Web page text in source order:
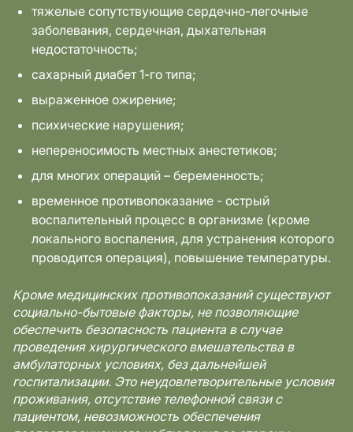
тяжелые сопутствующие сердечно-легочные
заболевания, сердечная, дыхательная
недостаточность;
сахарный диабет 1-го типа;
выраженное ожирение;
психические нарушения;
непереносимость местных анестетиков;
для многих операций – беременность;
временное противопоказание - острый
воспалительный процесс в организме (кроме
локального воспаления, для устранения которого
проводится операция), повышение температуры.
Кроме медицинских противопоказаний существуют
социально-бытовые факторы, не позволяющие
обеспечить безопасность пациента в случае
проведения хирургического вмешательства в
амбулаторных условиях, без дальнейшей
госпитализации. Это неудовлетворительные условия
проживания, отсутствие телефонной связи с
пациентом, невозможность обеспечения